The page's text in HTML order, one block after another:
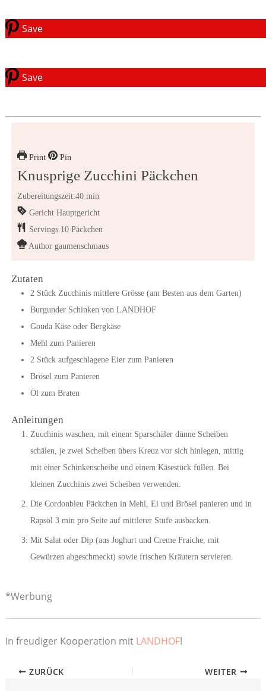
Save
Save
Print Pin
Knusprige Zucchini Päckchen
Zubereitungszeit:40 min
Gericht Hauptgericht
Servings 10 Päckchen
Author gaumenschmaus
Zutaten
2 Stück Zucchinis mittlere Grösse (am Besten aus dem Garten)
Burgunder Schinken von LANDHOF
Gouda Käse oder Bergkäse
Mehl zum Panieren
2 Stück aufgeschlagene Eier zum Panieren
Brösel zum Panieren
Öl zum Braten
Anleitungen
Zucchinis waschen, mit einem Sparschäler dünne Scheiben
schälen, je zwei Scheiben übers Kreuz vor sich hinlegen, mittig
mit einer Schinkenscheibe und einem Käsestück füllen. Bei
kleinen Zucchinis zwei Scheiben verwenden.
Die Cordonbleu Päckchen in Mehl, Ei und Brösel panieren und in
Rapsöl 3 min pro Seite auf mittlerer Stufe ausbacken.
Mit Salat oder Dip (aus Joghurt und Creme Fraiche, mit
Gewürzen abgeschmeckt) sowie frischen Kräutern servieren.
*Werbung
In freudiger Kooperation mit LANDHOF!
ZURÜCK WEITER